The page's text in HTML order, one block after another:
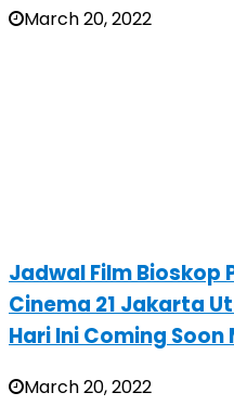
March 20, 2022
Jadwal Film Bioskop
Cinema 21 Jakarta
Hari Ini Coming
March 20, 2022